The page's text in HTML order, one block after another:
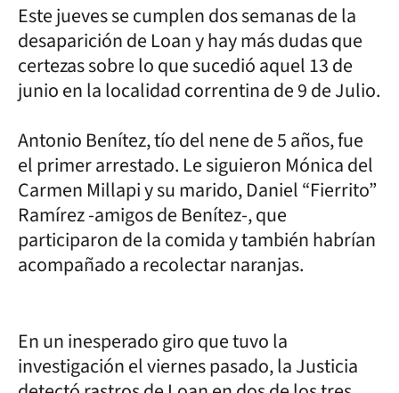
Este jueves se cumplen dos semanas de la
desaparición de Loan y hay más dudas que
certezas sobre lo que sucedió aquel 13 de
junio en la localidad correntina de 9 de Julio.
Antonio Benítez, tío del nene de 5 años, fue
el primer arrestado. Le siguieron Mónica del
Carmen Millapi y su marido, Daniel “Fierrito”
Ramírez -amigos de Benítez-, que
participaron de la comida y también habrían
acompañado a recolectar naranjas.
En un inesperado giro que tuvo la
investigación el viernes pasado, la Justicia